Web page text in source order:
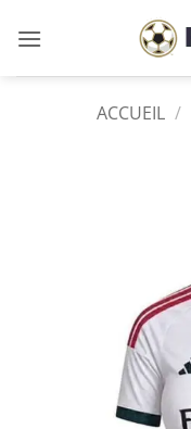
au
ACCUEIL /